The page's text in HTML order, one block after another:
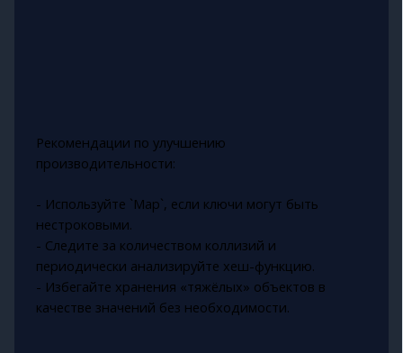
Рекомендации по улучшению
производительности:
- Используйте `Map`, если ключи могут быть
нестроковыми.
- Следите за количеством коллизий и
периодически анализируйте хеш-функцию.
- Избегайте хранения «тяжёлых» объектов в
качестве значений без необходимости.